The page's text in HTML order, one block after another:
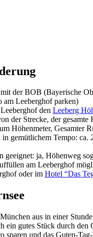
der BOB (Bayerische
Leeberghof parken)
den Leeberg
der Strecke, der
Höhenmeter, Gesamter
in gemütlichem Tempo:
geeignet: ja, Höhenweg
am Leeberghof
oder im Hotel “Das
aus in einer
ein gutes Stück durch
sparen und das Guten-